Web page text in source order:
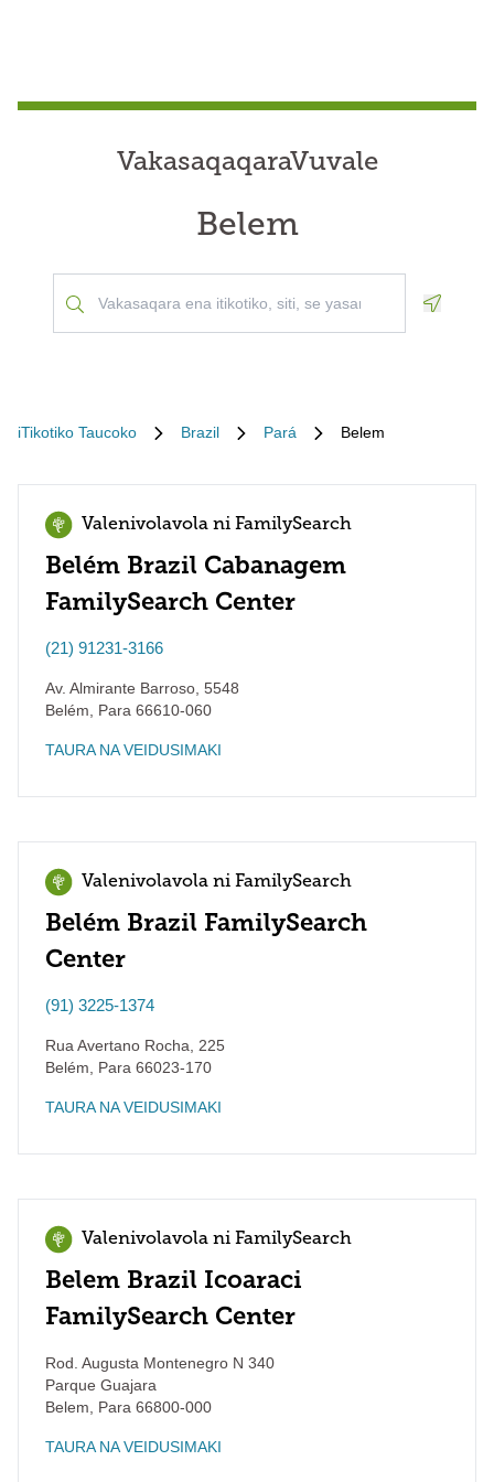
VakasaqaqaraVuvale
Belem
iTikotiko Taucoko Brazil Pará Belem
Valenivolavola ni FamilySearch
Belém Brazil Cabanagem
FamilySearch Center
(21) 91231-3166
Av. Almirante Barroso, 5548
Belém
Para 66610-060
TAURA NA VEIDUSIMAKI
Valenivolavola ni FamilySearch
Belém Brazil FamilySearch
Center
(91) 3225-1374
Rua Avertano Rocha, 225
Belém
Para 66023-170
TAURA NA VEIDUSIMAKI
Valenivolavola ni FamilySearch
Belem Brazil Icoaraci
FamilySearch Center
Rod. Augusta Montenegro N 340
Parque Guajara
Belem
Para 66800-000
TAURA NA VEIDUSIMAKI